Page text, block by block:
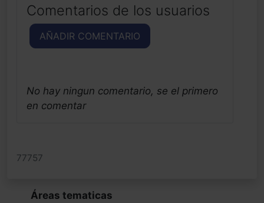
Comentarios de los usuarios
AÑADIR COMENTARIO
No hay ningun comentario, se el primero
en comentar
77757
Áreas tematicas